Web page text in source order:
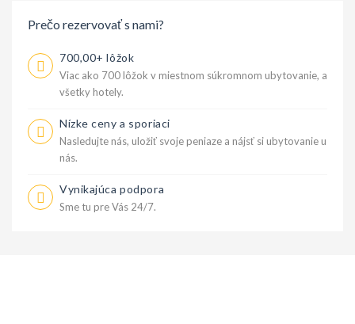
Prečo rezervovať s nami?
700,00+ lôžok
Viac ako 700 lôžok v miestnom súkromnom ubytovanie, a
všetky hotely.
Nízke ceny a sporiaci
Nasledujte nás, uložiť svoje peniaze a nájsť si ubytovanie u
nás.
Vynikajúca podpora
Sme tu pre Vás 24/7.